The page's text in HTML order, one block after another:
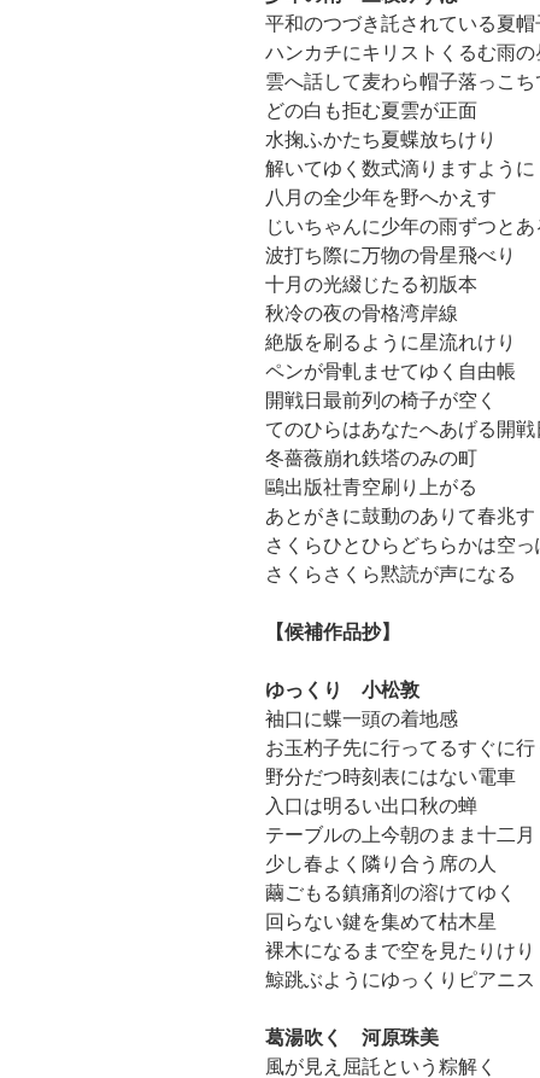
平和のつづき託されている夏帽
ハンカチにキリストくるむ雨の
雲へ話して麦わら帽子落っこち
どの白も拒む夏雲が正面
水掬ふかたち夏蝶放ちけり
解いてゆく数式滴りますように
八月の全少年を野へかえす
じいちゃんに少年の雨ずつとあ
波打ち際に万物の骨星飛べり
十月の光綴じたる初版本
秋冷の夜の骨格湾岸線
絶版を刷るように星流れけり
ペンが骨軋ませてゆく自由帳
開戦日最前列の椅子が空く
てのひらはあなたへあげる開戦
冬薔薇崩れ鉄塔のみの町
鷗出版社青空刷り上がる
あとがきに鼓動のありて春兆す
さくらひとひらどちらかは空っ
さくらさくら黙読が声になる
【候補作品抄】
ゆっくり 小松敦
袖口に蝶一頭の着地感
お玉杓子先に行ってるすぐに行
野分だつ時刻表にはない電車
入口は明るい出口秋の蝉
テーブルの上今朝のまま十二月
少し春よく隣り合う席の人
繭ごもる鎮痛剤の溶けてゆく
回らない鍵を集めて枯木星
裸木になるまで空を見たりけり
鯨跳ぶようにゆっくりピアニス
葛湯吹く 河原珠美
風が見え屈託という粽解く